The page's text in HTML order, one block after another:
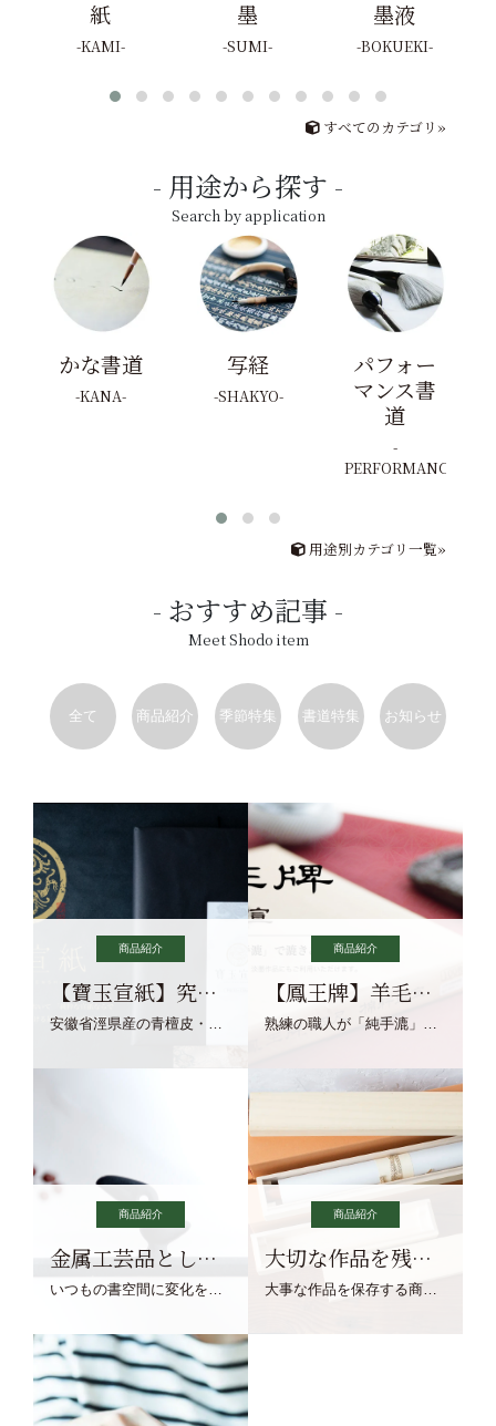
紙
KAMI
墨
SUMI
墨液
BOKUEKI
すべてのカテゴリ»
用途から探す
Search by application
かな書道
KANA
写経
SHAKYO
パフォー
マンス書
道
PERFORMANCE
用途別カテゴリ一覧»
おすすめ記事
Meet Shodo item
全て 商品紹介 季節特集 書道特集 お知らせ
商品紹介
【寶玉宣紙】究極の純粋な宣紙を目指す寶玉宣紙
商品紹介
【鳳王牌】羊毛筆×濃墨での揮毫に最適な宣紙系画仙紙
商品紹介
金属工芸品としての文鎮
商品紹介
大切な作品を残す作品保存商品